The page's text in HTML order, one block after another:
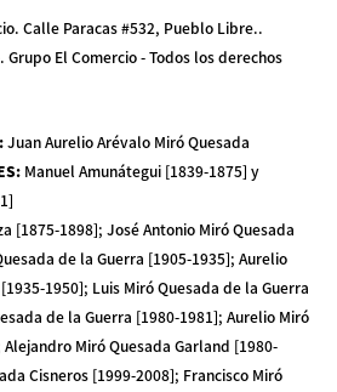
Calle Paracas #532, Pueblo Libre..
El Comercio - Todos los derechos
:Juan Aurelio Arévalo Miró Quesada
: Manuel Amunátegui [1839-1875] y
[1875-1898]; José Antonio Miró Quesada
de la Guerra [1905-1935]; Aurelio
1950]; Luis Miró Quesada de la Guerra
de la Guerra [1980-1981]; Aurelio Miró
Miró Quesada Garland [1980-
Cisneros [1999-2008]; Francisco Miró